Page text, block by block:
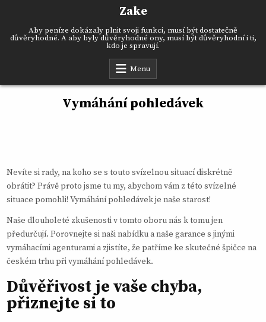
Zake
Aby peníze dokázaly plnit svoji funkci, musí být dostatečně
důvěryhodné. A aby byly důvěryhodné ony, musí být důvěryhodní i ti,
kdo je spravují.
Menu
Vymáhání pohledávek
Nevíte si rady, na koho se s touto svízelnou situací diskrétně
obrátit? Právě proto jsme tu my, abychom vám z této svízelné
situace pomohli! Vymáhání pohledávek je naše starost!
Naše dlouholeté zkušenosti v tomto oboru nás k tomu jen
předurčují. Porovnejte si naši nabídku a naše garance s jinými
vymáhacími agenturami a zjistíte, že patříme ke skutečné špičce na
českém trhu přivymáhání pohledávek.
Důvěřivost je vaše chyba,
přiznejte si to